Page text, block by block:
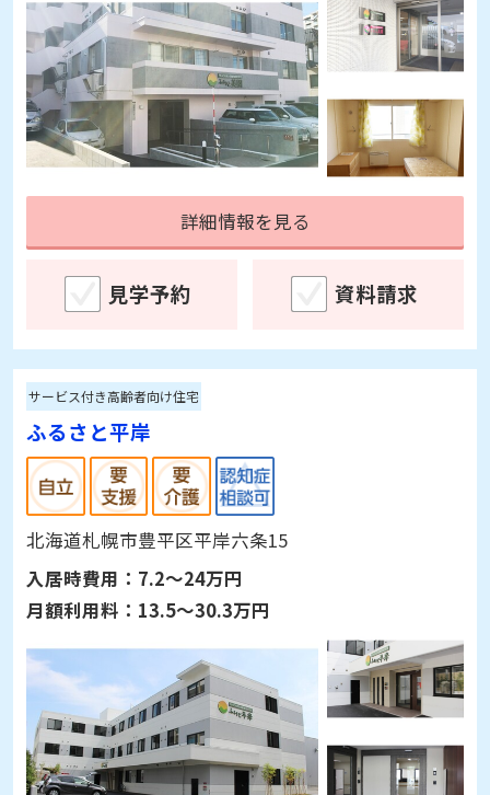
詳細情報を見る
見学予約 資料請求
サービス付き高齢者向け住宅
ふるさと平岸
北海道札幌市豊平区平岸六条15
入居時費用： 7.2～24万円
月額利用料： 13.5～30.3万円